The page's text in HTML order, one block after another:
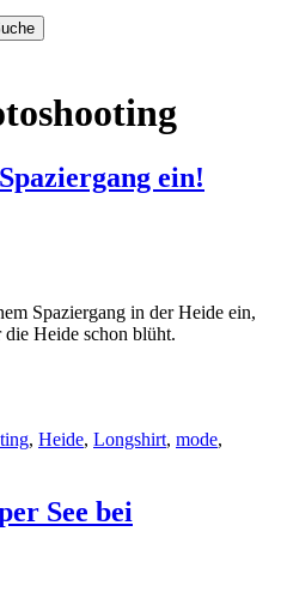
ein!
Spaziergang in der Heide ein,
Heide schon blüht.
, Heide, Longshirt, mode,
See bei